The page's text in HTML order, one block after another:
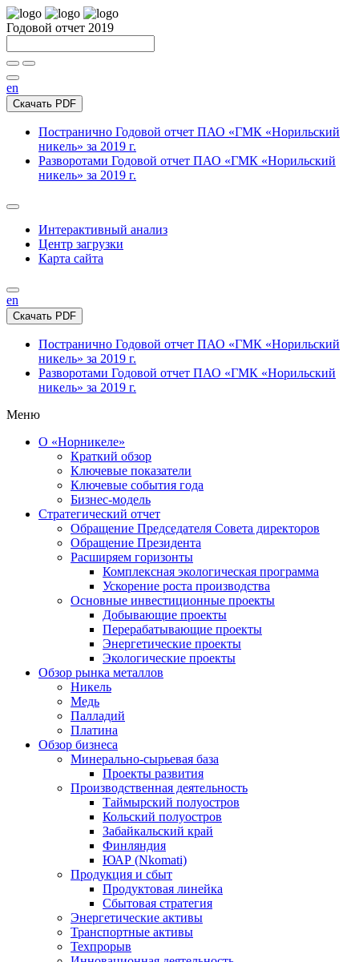
Годовой отчет 2019
en
Скачать PDF
Постранично Годовой отчет ПАО «ГМК «Норильский
никель» за 2019 г.
Разворотами Годовой отчет ПАО «ГМК «Норильский
никель» за 2019 г.
Интерактивный анализ
Центр загрузки
Карта сайта
en
Скачать PDF
Постранично Годовой отчет ПАО «ГМК «Норильский
никель» за 2019 г.
Разворотами Годовой отчет ПАО «ГМК «Норильский
никель» за 2019 г.
Меню
О «Норникеле»
Краткий обзор
Ключевые показатели
Ключевые события года
Бизнес-модель
Стратегический отчет
Обращение Председателя Совета директоров
Обращение Президента
Расширяем горизонты
Комплексная экологическая программа
Ускорение роста производства
Основные инвестиционные проекты
Добывающие проекты
Перерабатывающие проекты
Энергетические проекты
Экологические проекты
Обзор рынка металлов
Никель
Медь
Палладий
Платина
Обзор бизнеса
Минерально-сырьевая база
Проекты развития
Производственная деятельность
Таймырский полуостров
Кольский полуостров
Забайкальский край
Финляндия
ЮАР (Nkomati)
Продукция и сбыт
Продуктовая линейка
Сбытовая стратегия
Энергетические активы
Транспортные активы
Техпрорыв